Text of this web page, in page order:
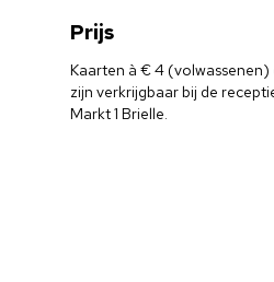
Prijs
Kaarten à € 4 (volwassenen)
zijn verkrijgbaar bij de
Markt 1 Brielle.